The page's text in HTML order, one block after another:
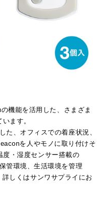
機能を活用した、さまざま
ます。
た、オフィスでの着座状況、
を人やモノに取り付けそ
・湿度センサー搭載の
管環境、生活環境を管理
しくはサンワサプライにお